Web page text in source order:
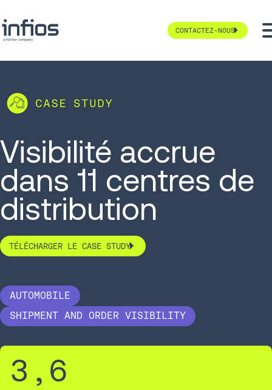
CONTACTEZ-NOUS
Visibilité accrue
dans 11 centres de
distribution
TÉLÉCHARGER LE CASE STUDY
AUTOMOBILE
SHIPMENT AND ORDER VISIBILITY
3 ,6